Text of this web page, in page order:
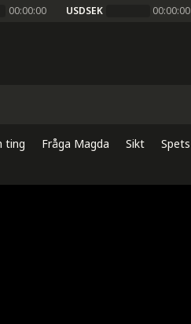
00:00:00 USDSEK 00:00:00
ting Fråga Magda Sikt Spets